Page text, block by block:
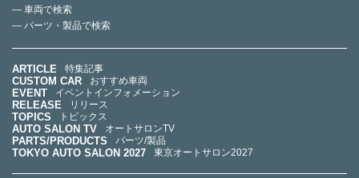
— 車両で検索
— パーツ・製品で検索
ARTICLE 特集記事
CUSTOM CAR おすすめ車両
EVENT イベントインフォメーション
RELEASE リリース
TOPICS トピックス
AUTO SALON TV オートサロンTV
PARTS/PRODUCTS パーツ/製品
TOKYO AUTO SALON 2027 東京オートサロン2027